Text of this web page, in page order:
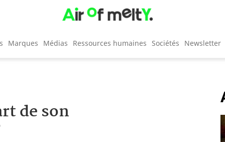
Marques Médias Ressources humaines Sociétés Newsletter
de son